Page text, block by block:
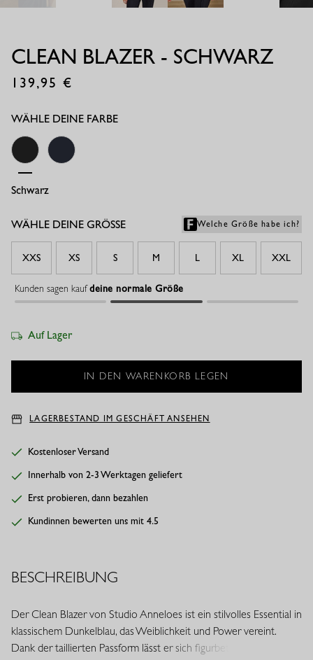
CLEAN BLAZER - SCHWARZ
139,95
WÄHLE DEINE FARBE
SchwarzDunkelblau
WÄHLE DEINE GRÖSSE Welche Größe habe ich?
XXS XS S M L XL XXL
Kunden sagen kaufdeine normale Größe
Auf Lager
LAGERBESTAND IM GESCHÄFT ANSEHEN
Kostenloser Versand
Innerhalb von 2-3 Werktagen geliefert
Erst probieren, dann bezahlen
Kundinnen bewerten uns mit 4.5
BESCHREIBUNG
Der Clean Blazer von Studio Anneloes ist ein stilvolles Essential in
klassischem Dunkelblau, das Weiblichkeit und Power vereint.
Dank der taillierten Passform lässt er sich figurbetont tragen,